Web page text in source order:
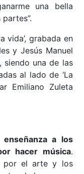
una bella
vida’, grabada en
y Jesús Manuel
siendo una de las
al lado de ‘La
Emiliano Zuleta
a los
hacer música.
por el arte y los